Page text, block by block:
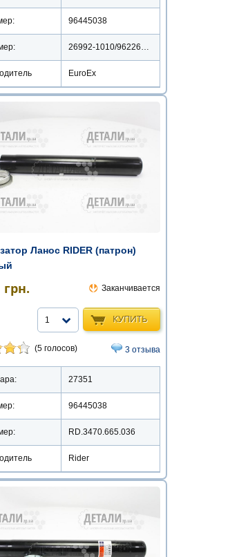
96445038
EuroEx
Ланос RIDER (патрон)
грн. Заканчивается
КУПИТЬ
1
(5 голосов) 3 отзыва
27351
96445038
RD.3470.665.036
Rider